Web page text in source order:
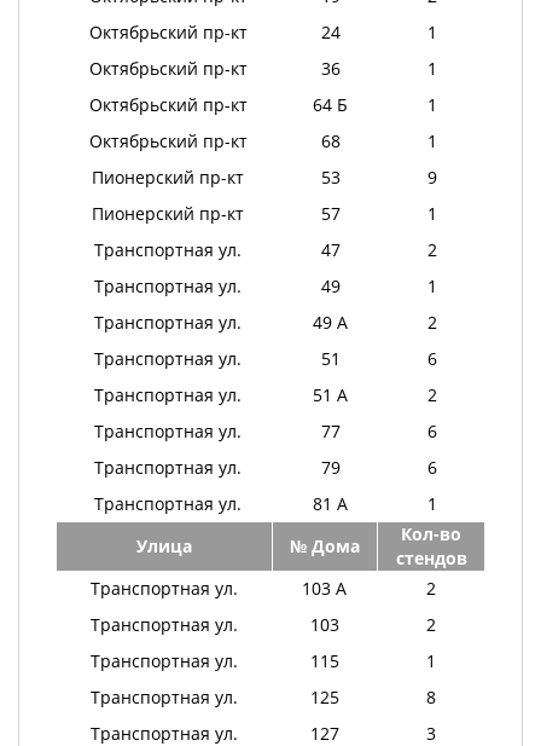
Октябрьский пр-кт
24
1
Октябрьский пр-кт
36
1
Октябрьский пр-кт
64 Б
1
Октябрьский пр-кт
68
1
Пионерский пр-кт
53
9
Пионерский пр-кт
57
1
Транспортная ул.
47
2
Транспортная ул.
49
1
Транспортная ул.
49 А
2
Транспортная ул.
51
6
Транспортная ул.
51 А
2
Транспортная ул.
77
6
Транспортная ул.
79
6
Транспортная ул.
81 А
1
Улица
№ Дома
Кол-во
стендов
Транспортная ул.
103 А
2
Транспортная ул.
103
2
Транспортная ул.
115
1
Транспортная ул.
125
8
Транспортная ул.
127
3